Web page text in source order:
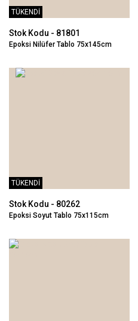
TÜKENDİ
Stok Kodu - 81801
Epoksi Nilüfer Tablo 75x145cm
TÜKENDİ
Stok Kodu - 80262
Epoksi Soyut Tablo 75x115cm